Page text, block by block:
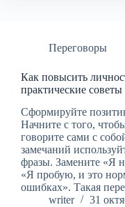
Переговоры
Как повысить
практические
Сформируйте
Начните с того,
говорите сами с
замечаний
фразы. Замените «Я
«Я пробую, и это
ошибках». Такая
writer
31